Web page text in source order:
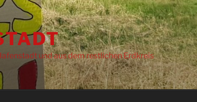
und aus dem restlichen Erdkreis